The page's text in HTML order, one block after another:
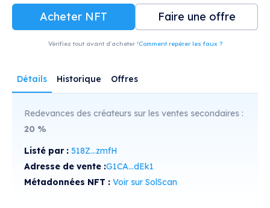
Acheter NFT Faire une offre
Vérifiez tout avant d'acheter !Comment repérer les faux ?
Détails Historique Offres
Redevances des créateurs sur les ventes secondaires :
20 %
Listé par : 518Z...zmfH
Adresse de vente :G1CA...dEk1
Métadonnées NFT : Voir sur SolScan